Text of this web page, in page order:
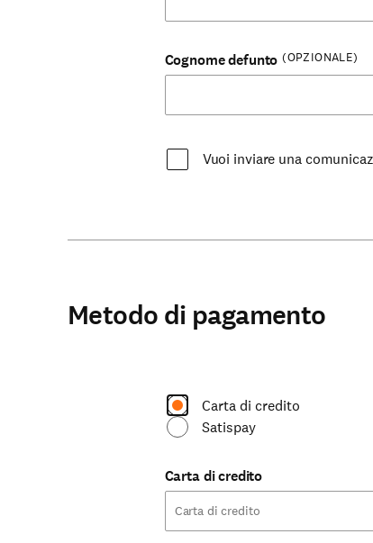
Partecipa
Cognome defunto (OPZIONALE)
Vuoi inviare una
Metodo di pagamento
Carta di credito
Satispay
Carta di credito